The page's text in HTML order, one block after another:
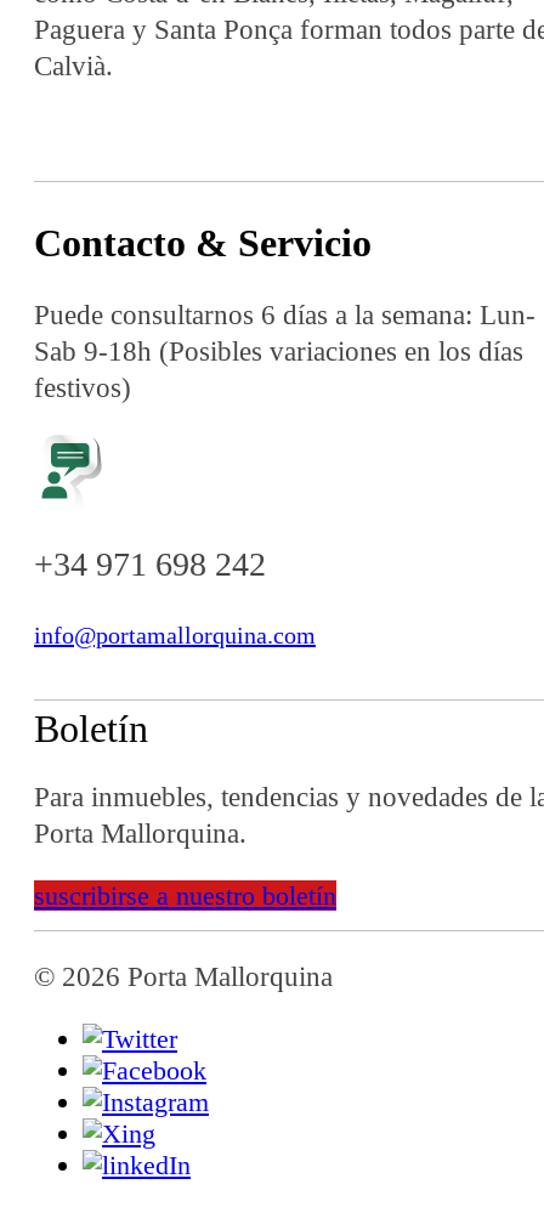
Paguera y Santa Ponça forman todos parte
Calvià.
Contacto & Servicio
Puede consultarnos 6 días a la semana: Lun-
Sab 9-18h (Posibles variaciones en los días
festivos)
+34 971 698 242
info@portamallorquina.com
Boletín
Para inmuebles, tendencias y novedades de
Porta Mallorquina.
suscribirse a nuestro boletín
© 2026 Porta Mallorquina